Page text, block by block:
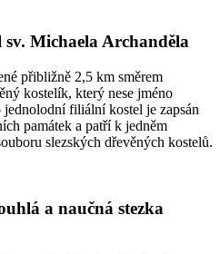
sv. Michaela Archanděla
přibližně 2,5 km směrem
kostelík, který nese jméno
filiální kostel je zapsán
památek a patří k jedněm
slezských dřevěných kostelů.
a naučná stezka